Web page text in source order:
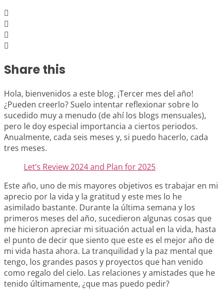
Share this
Hola, bienvenidos a este blog. ¡Tercer mes del año!
¿Pueden creerlo? Suelo intentar reflexionar sobre lo
sucedido muy a menudo (de ahí los blogs mensuales),
pero le doy especial importancia a ciertos periodos.
Anualmente, cada seis meses y, si puedo hacerlo, cada
tres meses.
Let’s Review 2024 and Plan for 2025
Este año, uno de mis mayores objetivos es trabajar en mi
aprecio por la vida y la gratitud y este mes lo he
asimilado bastante. Durante la última semana y los
primeros meses del año, sucedieron algunas cosas que
me hicieron apreciar mi situación actual en la vida, hasta
el punto de decir que siento que este es el mejor año de
mi vida hasta ahora. La tranquilidad y la paz mental que
tengo, los grandes pasos y proyectos que han venido
como regalo del cielo. Las relaciones y amistades que he
tenido últimamente, ¿que mas puedo pedir?